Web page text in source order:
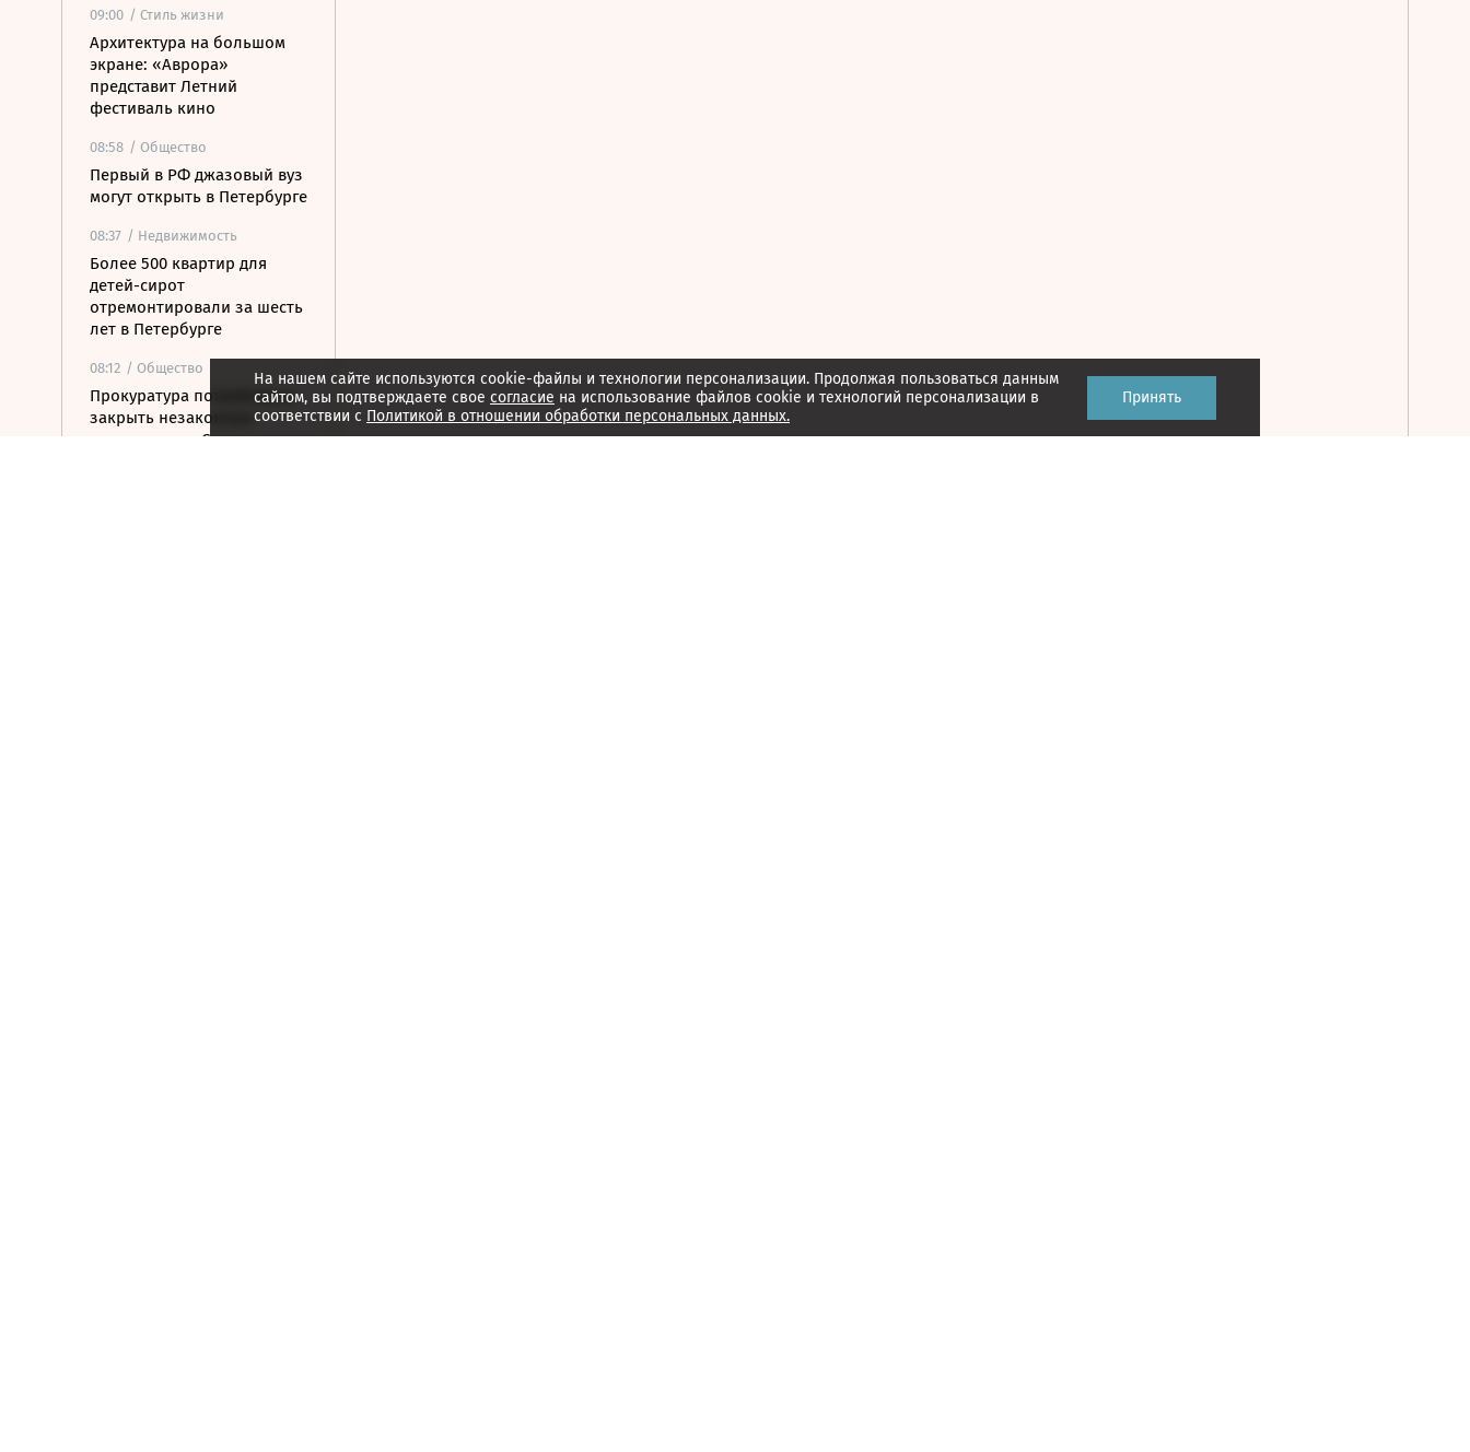
09:00 / Стиль жизни
Архитектура на большом
экране: «Аврора»
представит Летний
фестиваль кино
08:58 / Общество
Первый в РФ джазовый вуз
могут открыть в Петербурге
08:37 / Недвижимость
Более 500 квартир для
детей-сирот
отремонтировали за шесть
лет в Петербурге
08:12 / Общество
Прокуратура потребовала
закрыть незаконные
пансионаты в Стрельне
На нашем сайте используются cookie-файлы и технологии персонализации. Продолжая пользоваться данным
сайтом, вы подтверждаете свое согласие на использование файлов cookie и технологий персонализации в
соответствии с Политикой в отношении обработки персональных данных.
Принять